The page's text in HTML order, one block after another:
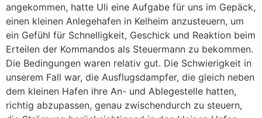
angekommen, hatte Uli eine Aufgabe für uns im Gepäck,
einen kleinen Anlegehafen in Kelheim anzusteuern, um
ein Gefühl für Schnelligkeit, Geschick und Reaktion beim
Erteilen der Kommandos als Steuermann zu bekommen.
Die Bedingungen waren relativ gut. Die Schwierigkeit in
unserem Fall war, die Ausflugsdampfer, die gleich neben
dem kleinen Hafen ihre An- und Ablegestelle hatten,
richtig abzupassen, genau zwischendurch zu steuern,